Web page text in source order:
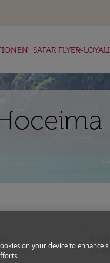
SAFAR FLYER-
keyboard_arrow_down
departure-date-aria-
2026
today
fc-
21/
on your device to enhance